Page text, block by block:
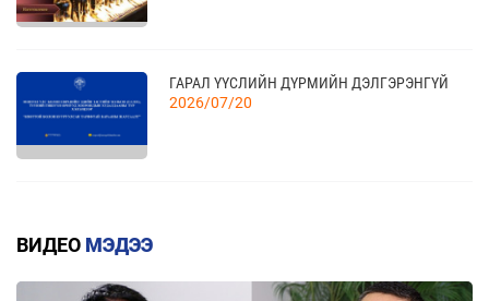
ГАРАЛ ҮҮСЛИЙН ДҮРМИЙН ДЭЛГЭРЭНГҮЙ
2026/07/20
ВИДЕО МЭДЭЭ